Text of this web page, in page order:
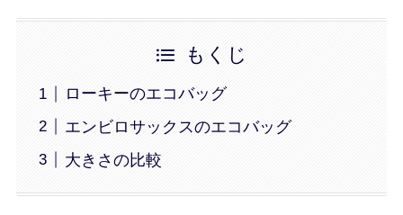
もくじ
ローキーのエコバッグ
エンビロサックスのエコバッグ
大きさの比較